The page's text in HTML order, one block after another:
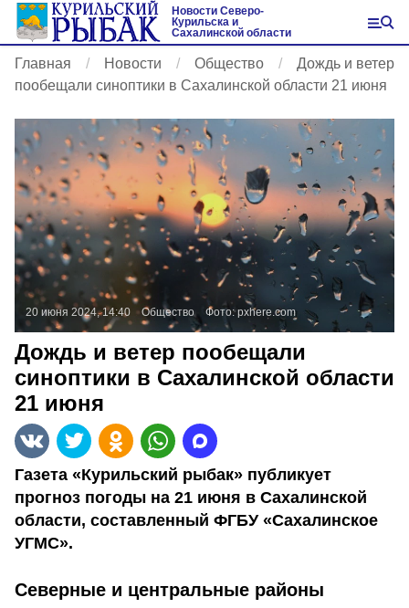
Новости Северо-
Курильска и
Сахалинской области
Главная Новости Общество
Дождь и ветер
пообещали синоптики в Сахалинской области 21 июня
20 июня 2024, 14:40 Общество Фото:pxhere.com
Дождь и ветер пообещали
синоптики в Сахалинской области
21 июня
Газета «Курильский рыбак» публикует
прогноз погоды на 21 июня в Сахалинской
области, составленный ФГБУ «Сахалинское
УГМС».
Северные и центральные районы